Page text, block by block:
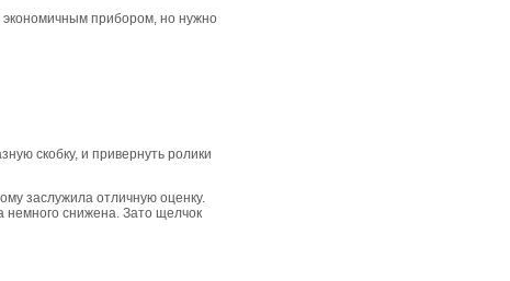
экономичным прибором, но нужно
скобку, и привернуть ролики
заслужила отличную оценку.
немного снижена. Зато щелчок